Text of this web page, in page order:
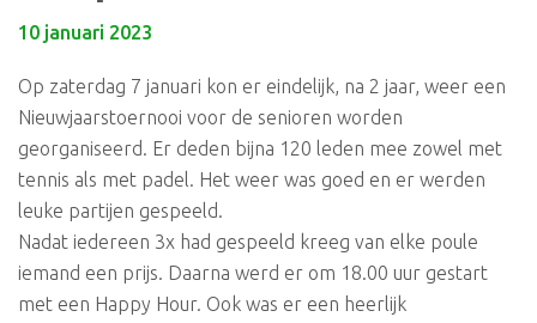
10 januari 2023
Op zaterdag 7 januari kon er eindelijk, na 2 jaar, weer een
Nieuwjaarstoernooi voor de senioren worden
georganiseerd. Er deden bijna 120 leden mee zowel met
tennis als met padel. Het weer was goed en er werden
leuke partijen gespeeld.
Nadat iedereen 3x had gespeeld kreeg van elke poule
iemand een prijs. Daarna werd er om 18.00 uur gestart
met een Happy Hour. Ook was er een heerlijk